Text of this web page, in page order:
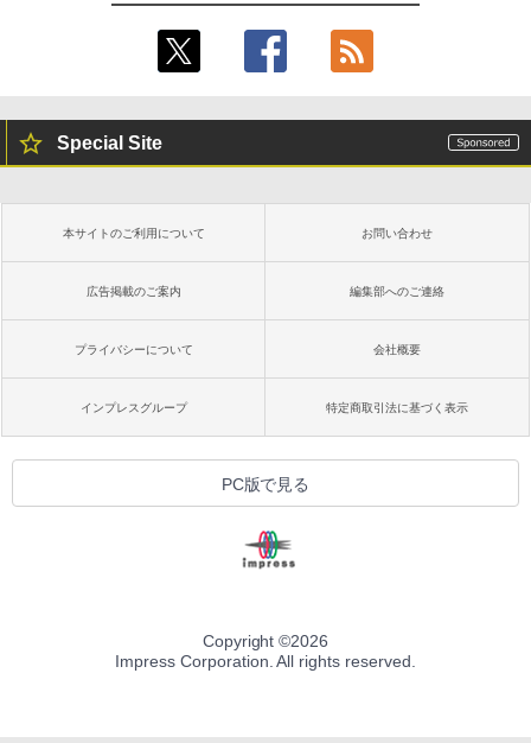
Special Site
本サイトのご利用について お問い合わせ
広告掲載のご案内 編集部へのご連絡
プライバシーについて 会社概要
インプレスグループ 特定商取引法に基づく表示
PC版で見る
Copyright ©2026
Impress Corporation. All rights reserved.